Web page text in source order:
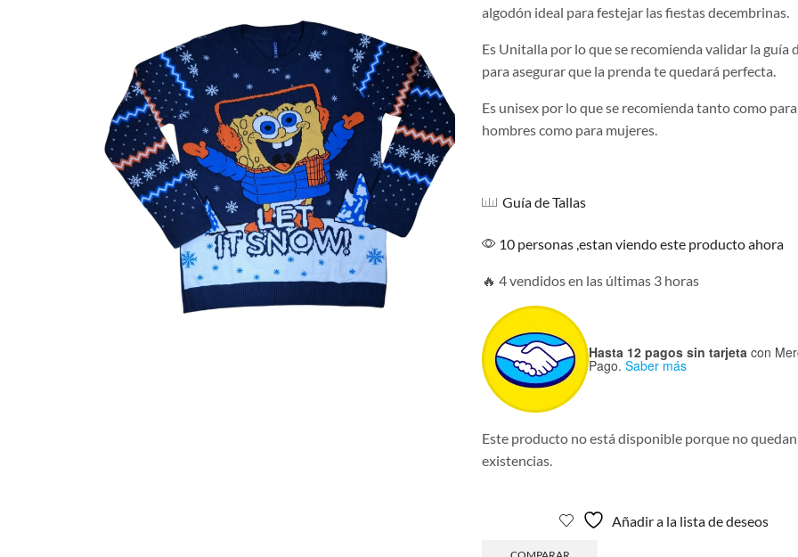
algodón ideal para festejar las fiestas decembrinas.
Es Unitalla por lo que se recomienda validar la guía
para asegurar que la prenda te quedará perfecta.
Es unisex por lo que se recomienda tanto como para
hombres como para mujeres.
Guía de Tallas
10 personas ,estan viendo este producto ahora
🔥 4 vendidos en las últimas 3 horas
Hasta 12 pagos sin tarjeta con
Pago. Saber más
Este producto no está disponible porque no quedan
existencias.
Añadir a la lista de deseos